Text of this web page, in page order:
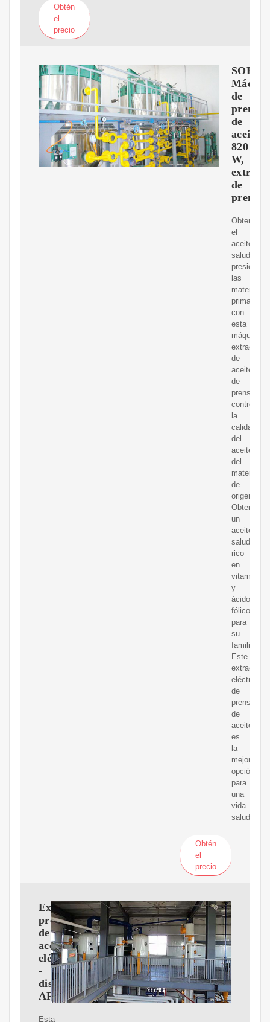
Obtén
el
precio
SOKO
de
prensa
de
aceite
820
W,
de
prensa
Obtendrá
el
aceite
saludable
las
materias
primas
con
esta
máquina
extractor
de
aceite
de
prensa,
controle
la
calidad
del
aceite
del
material
de
origen.
Obtendrá
un
aceite
saludable
rico
en
vitaminas
y
ácido
fólico
para
su
familia.
Este
extractor
eléctrico
de
prensa
de
aceite
es
la
mejor
opción
para
una
vida
saludable.
Obtén
el
precio
Extractor
prensa
de
aceite
eléctrico
-
distribución
ARC
Esta